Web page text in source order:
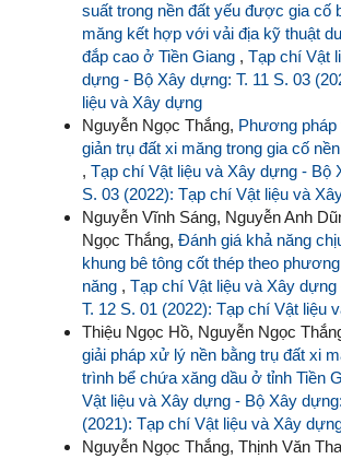
suất trong nền đất yếu được gia cố
măng kết hợp với vải địa kỹ thuật
đắp cao ở Tiền Giang , Tạp chí Vật
dựng - Bộ Xây dựng: T. 11 S. 03
liệu và Xây dựng
Nguyễn Ngọc Thắng, Phương
giản trụ đất xi măng trong gia cố
, Tạp chí Vật liệu và Xây dựng - Bộ
S. 03 (2022): Tạp chí Vật liệu và
Nguyễn Vĩnh Sáng, Nguyễn Anh
Ngọc Thắng, Đánh giá khả năng
khung bê tông cốt thép theo
năng , Tạp chí Vật liệu và Xây
T. 12 S. 01 (2022): Tạp chí Vật liệu
Thiệu Ngọc Hồ, Nguyễn Ngọc
giải pháp xử lý nền bằng trụ đất xi
trình bể chứa xăng dầu ở tỉnh Tiền
Vật liệu và Xây dựng - Bộ Xây
(2021): Tạp chí Vật liệu và Xây
Nguyễn Ngọc Thắng, Thịnh Văn